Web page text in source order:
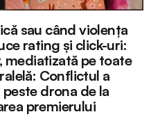
sau când violența
rating și click-uri:
mediatizată pe toate
Conflictul a
drona de la
premierului